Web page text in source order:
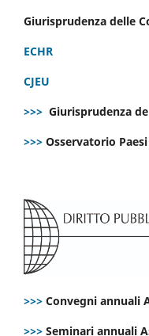
Giurisprudenza delle
ECHR
CJEU
>>> Giurisprudenza
>>> Osservatorio
>>> Convegni annuali
>>> Seminari annuali